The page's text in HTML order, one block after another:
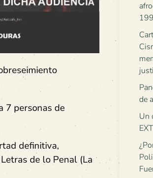
7 personas de
definitiva,
de lo Penal (La
de
Un